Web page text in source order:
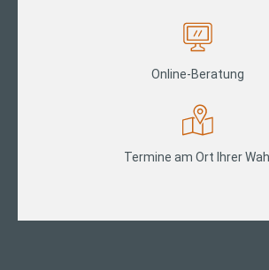
Online-Beratung
Termine am Ort Ihrer Wahl